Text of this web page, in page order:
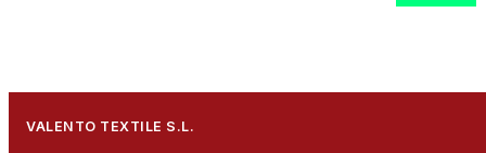
VALENTO TEXTILE S.L.